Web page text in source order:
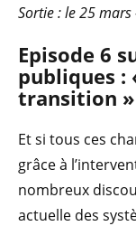
Sortie : le 25 mars
Episode 6
publiques :
transition »
Et si tous ces
grâce à
nombreux
actuelle des